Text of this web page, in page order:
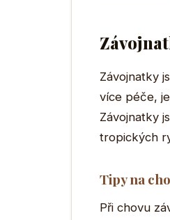
Závojnatky
více péče,
Závojnatky
tropických
Tipy na
Při chovu